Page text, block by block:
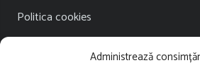
Administrează
Politica cookies
Publicitate